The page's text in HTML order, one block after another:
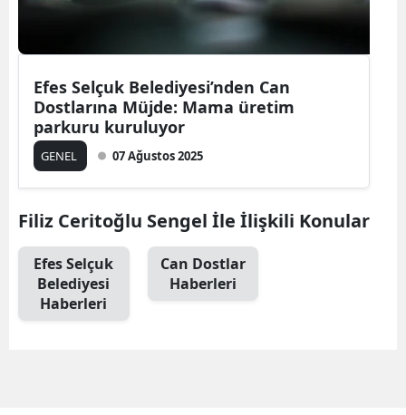
Efes Selçuk Belediyesi’nden Can
Dostlarına Müjde: Mama üretim
parkuru kuruluyor
GENEL 07 Ağustos 2025
Filiz Ceritoğlu Sengel İle İlişkili Konular
Efes Selçuk
Belediyesi
Haberleri
Can Dostlar
Haberleri